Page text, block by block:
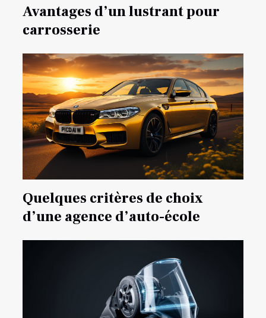
Avantages d’un lustrant pour
carrosserie
Quelques critères de choix
d’une agence d’auto-école